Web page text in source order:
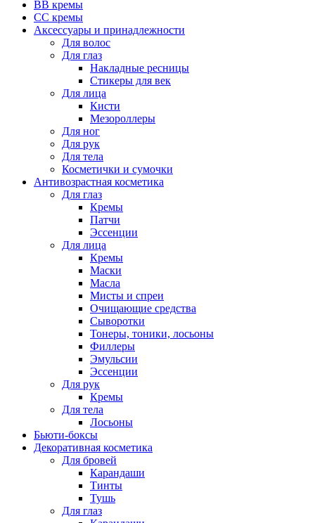
BB кремы
CC кремы
Аксессуары и принадлежности
Для волос
Для глаз
Накладные ресницы
Стикеры для век
Для лица
Кисти
Мезороллеры
Для ног
Для рук
Для тела
Косметички и сумочки
Антивозрастная косметика
Для глаз
Кремы
Патчи
Эссенции
Для лица
Кремы
Маски
Масла
Мисты и спреи
Очищающие средства
Сыворотки
Тонеры, тоники, лосьоны
Филлеры
Эмульсии
Эссенции
Для рук
Кремы
Для тела
Лосьоны
Бьюти-боксы
Декоративная косметика
Для бровей
Карандаши
Тинты
Тушь
Для глаз